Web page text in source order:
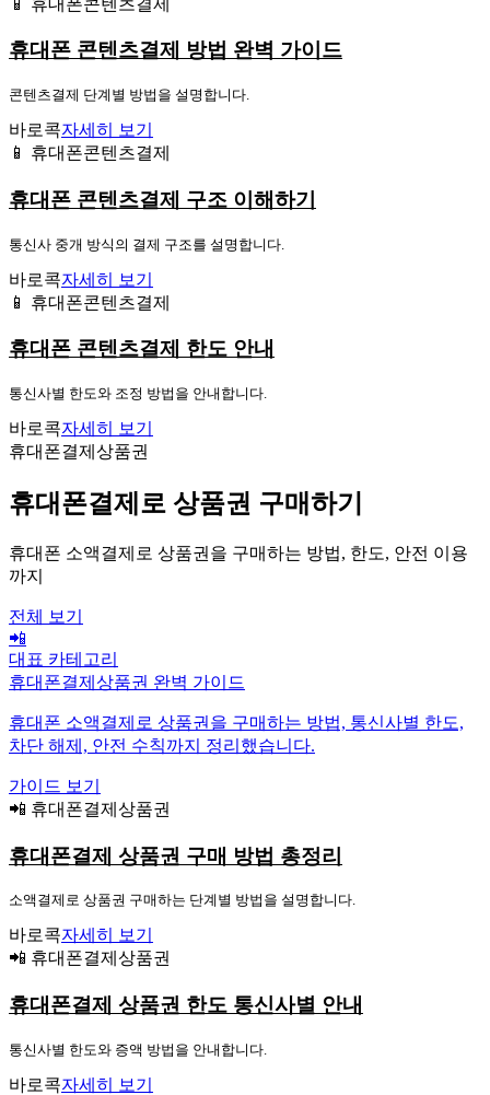
휴대폰 콘텐츠결제 방법 완벽 가이드
콘텐츠결제 단계별 방법을 설명합니다.
바로콕자세히 보기
📱 휴대폰콘텐츠결제
휴대폰 콘텐츠결제 구조 이해하기
통신사 중개 방식의 결제 구조를 설명합니다.
바로콕자세히 보기
📱 휴대폰콘텐츠결제
휴대폰 콘텐츠결제 한도 안내
통신사별 한도와 조정 방법을 안내합니다.
바로콕자세히 보기
휴대폰결제상품권
휴대폰결제로 상품권 구매하기
휴대폰 소액결제로 상품권을 구매하는 방법, 한도, 안전 이용
까지
전체 보기
📲
대표 카테고리
휴대폰결제상품권 완벽 가이드
휴대폰 소액결제로 상품권을 구매하는 방법, 통신사별 한도,
차단 해제, 안전 수칙까지 정리했습니다.
가이드 보기
📲 휴대폰결제상품권
휴대폰결제 상품권 구매 방법 총정리
소액결제로 상품권 구매하는 단계별 방법을 설명합니다.
바로콕자세히 보기
📲 휴대폰결제상품권
휴대폰결제 상품권 한도 통신사별 안내
통신사별 한도와 증액 방법을 안내합니다.
바로콕자세히 보기